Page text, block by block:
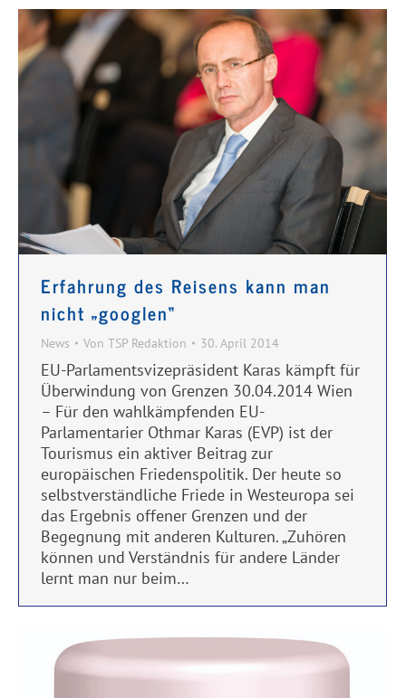
Erfahrung des Reisens kann man
nicht „googlen“
News Von TSP Redaktion 30. April 2014
EU-Parlamentsvizepräsident Karas kämpft für
Überwindung von Grenzen 30.04.2014 Wien
– Für den wahlkämpfenden EU-
Parlamentarier Othmar Karas (EVP) ist der
Tourismus ein aktiver Beitrag zur
europäischen Friedenspolitik. Der heute so
selbstverständliche Friede in Westeuropa sei
das Ergebnis offener Grenzen und der
Begegnung mit anderen Kulturen. „Zuhören
können und Verständnis für andere Länder
lernt man nur beim…